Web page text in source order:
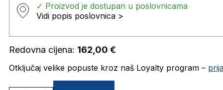
✓ Proizvod je dostupan u poslovnicama
Vidi popis poslovnica >
Redovna cijena: 162,00 €
Otključaj velike popuste kroz naš Loyalty program –